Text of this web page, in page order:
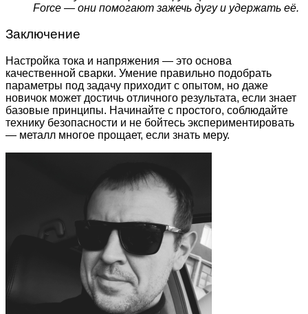
Force — они помогают зажечь дугу и удержать её.
Заключение
Настройка тока и напряжения — это основа
качественной сварки. Умение правильно подобрать
параметры под задачу приходит с опытом, но даже
новичок может достичь отличного результата, если знает
базовые принципы. Начинайте с простого, соблюдайте
технику безопасности и не бойтесь экспериментировать
— металл многое прощает, если знать меру.